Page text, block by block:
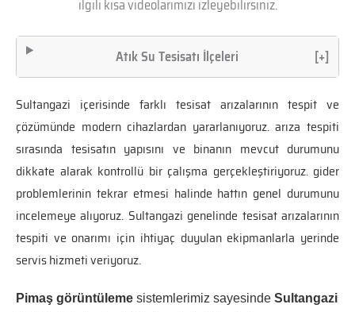
ilgili kısa videolarımızı izleyebilirsiniz.
Atık Su Tesisatı İlçeleri [+]
Sultangazi içerisinde farklı tesisat arızalarının tespit ve
çözümünde modern cihazlardan yararlanıyoruz. arıza tespiti
sırasında tesisatın yapısını ve binanın mevcut durumunu
dikkate alarak kontrollü bir çalışma gerçekleştiriyoruz. gider
problemlerinin tekrar etmesi halinde hattın genel durumunu
incelemeye alıyoruz. Sultangazi genelinde tesisat arızalarının
tespiti ve onarımı için ihtiyaç duyulan ekipmanlarla yerinde
servis hizmeti veriyoruz.
Pimaş görüntüleme sistemlerimiz sayesinde Sultangazi